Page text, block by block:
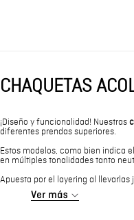
CHAQUETAS
¡Diseño y funcionalidad! Nuestras
diferentes prendas superiores.
Estos modelos, como bien indica
en múltiples tonalidades tanto
Apuesta por el layering al llevarlas